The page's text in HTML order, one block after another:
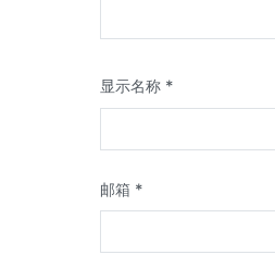
显示名称 *
邮箱 *